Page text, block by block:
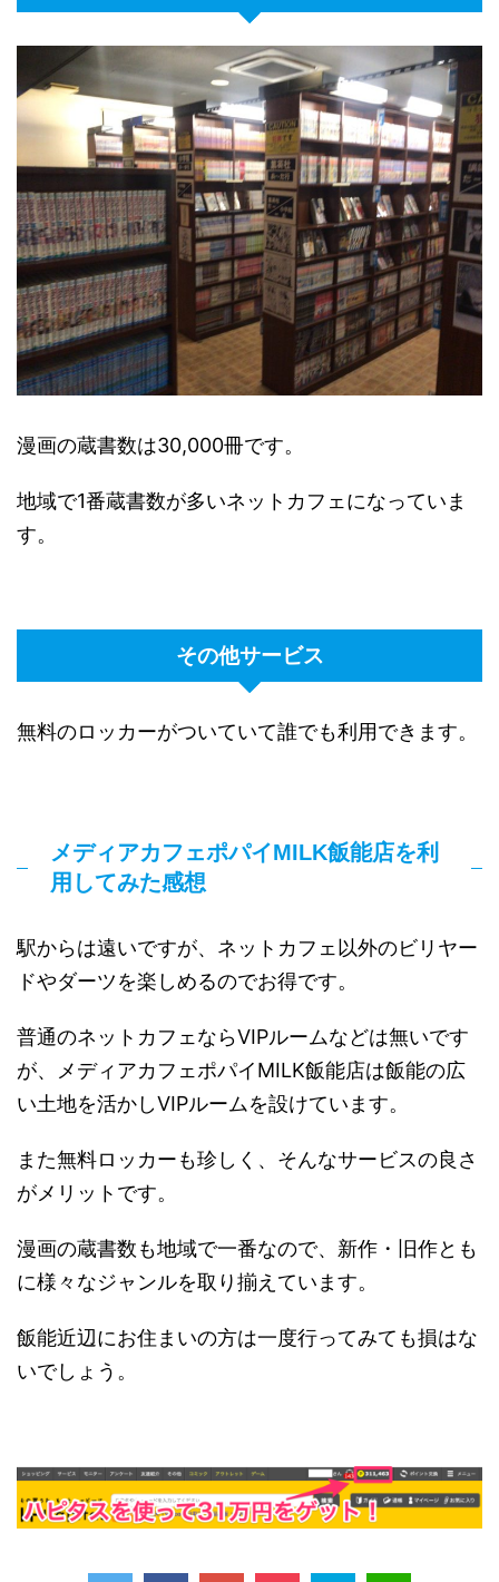
漫画の蔵書数は30,000冊です。
地域で1番蔵書数が多いネットカフェになっていま
す。
その他サービス
無料のロッカーがついていて誰でも利用できます。
メディアカフェポパイMILK飯能店を利
用してみた感想
駅からは遠いですが、ネットカフェ以外のビリヤー
ドやダーツを楽しめるのでお得です。
普通のネットカフェならVIPルームなどは無いです
が、メディアカフェポパイMILK飯能店は飯能の広
い土地を活かしVIPルームを設けています。
また無料ロッカーも珍しく、そんなサービスの良さ
がメリットです。
漫画の蔵書数も地域で一番なので、新作・旧作とも
に様々なジャンルを取り揃えています。
飯能近辺にお住まいの方は一度行ってみても損はな
いでしょう。